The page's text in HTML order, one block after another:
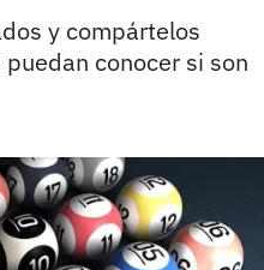
y compártelos
conocer si son